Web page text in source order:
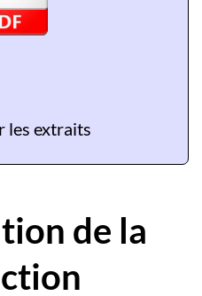
les extraits
de la